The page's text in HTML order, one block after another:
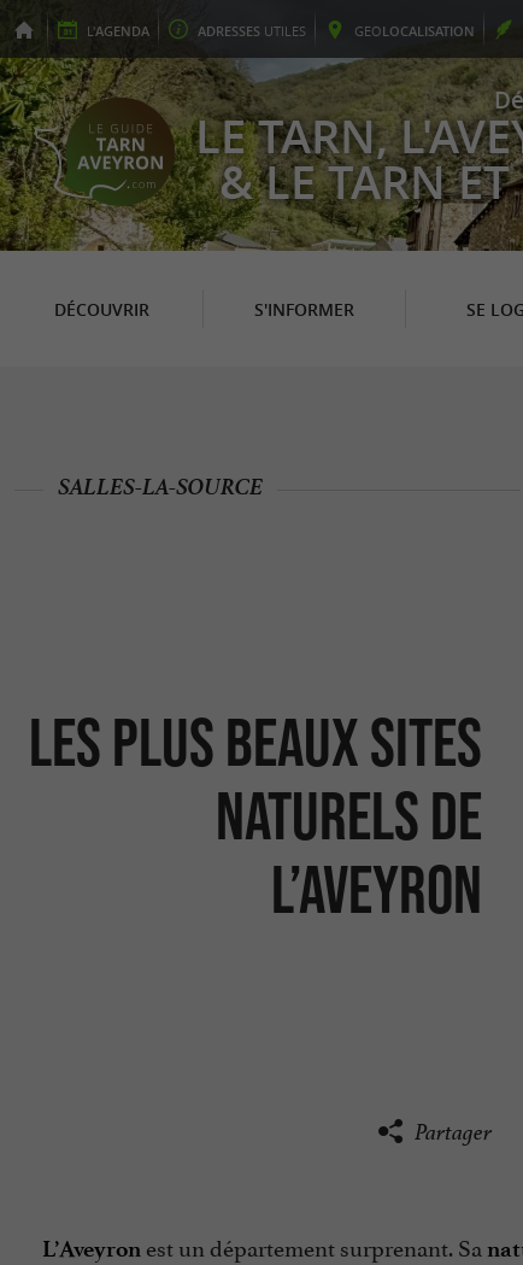
L'AGENDA ADRESSES UTILES GEOLOCALISATION
LE TARN,
& LE TARN
DÉCOUVRIR S'INFORMER SE
Les plus beaux sites
naturels de
l’Aveyron
SALLES-LA-SOURCE
Partager
L’Aveyron est un département surprenant. Sa